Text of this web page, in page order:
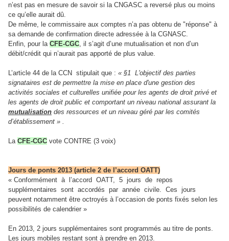
n’est pas en mesure de savoir si la CNGASC a reversé plus ou moins
ce qu’elle aurait dû.
De même, le commissaire aux comptes n’a pas obtenu de "réponse" à
sa demande de confirmation directe adressée à la CGNASC.
Enfin, pour la CFE-CGC , il s’agit d’une mutualisation et non d’un
débit/crédit qui n’aurait pas apporté de plus value.
L’article 44 de la CCN stipulait que : « §1 L'objectif des parties
signataires est de permettre la mise en place d'une gestion des
activités sociales et culturelles unifiée pour les agents de droit privé et
les agents de droit public et comportant un niveau national assurant la
mutualisation des ressources et un niveau géré par les comités
d’établissement » .
La CFE-CGC vote CONTRE (3 voix)
Jours de ponts 2013 (article 2 de l’accord OATT)
« Conformément à l’accord OATT, 5 jours de repos
supplémentaires sont accordés par année civile. Ces jours
peuvent notamment être octroyés à l’occasion de ponts fixés selon les
possibilités de calendrier »
En 2013, 2 jours supplémentaires sont programmés au titre de ponts.
Les jours mobiles restant sont à prendre en 2013.